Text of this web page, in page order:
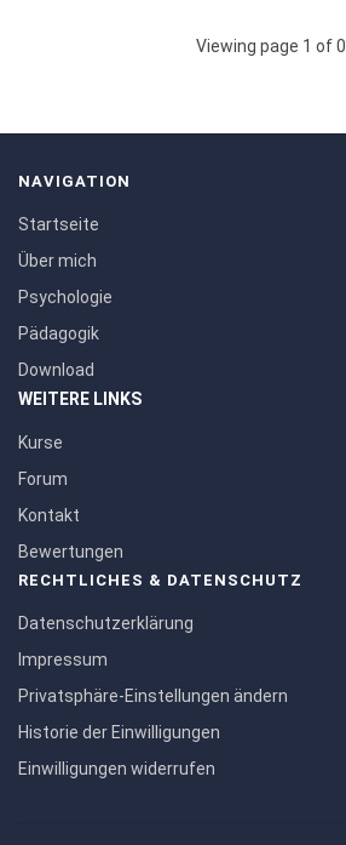
Viewing page 1 of 0
NAVIGATION
Startseite
Über mich
Psychologie
Pädagogik
Download
WEITERE LINKS
Kurse
Forum
Kontakt
Bewertungen
RECHTLICHES & DATENSCHUTZ
Datenschutzerklärung
Impressum
Privatsphäre-Einstellungen ändern
Historie der Einwilligungen
Einwilligungen widerrufen